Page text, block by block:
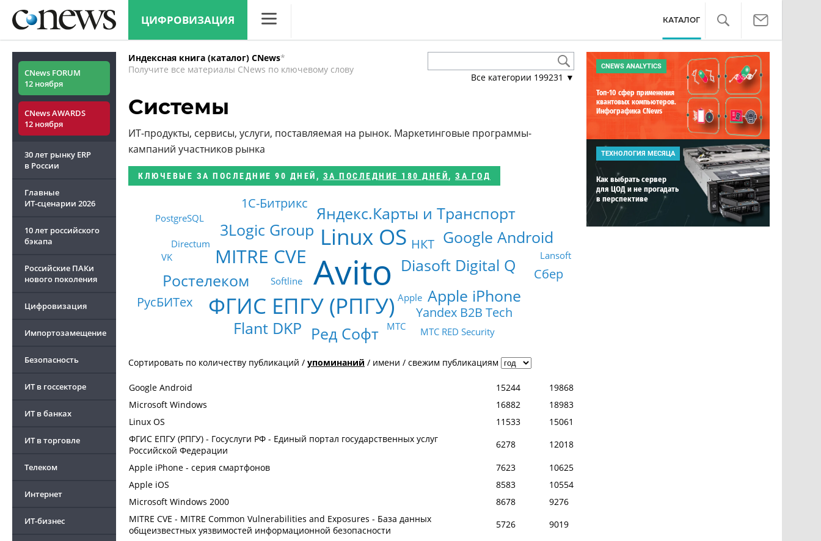
ЦИФРОВИЗАЦИЯ
Аналитика
Техника
ТВ
КАТАЛОГ
CNews FORUM
12 ноября
CNews AWARDS
12 ноября
30 лет рынку ERP
в России
Главные
ИТ-сценарии 2026
10 лет российского
бэкапа
Российские ПАКи
нового поколения
Цифровизация
Импортозамещение
Безопасность
ИТ в госсекторе
ИТ в банках
ИТ в торговле
Телеком
Интернет
ИТ-бизнес
Индексная книга (каталог) CNews*
Получите все материалы CNews по ключевому слову
Все категории 199231 ▼
Системы
ИТ-продукты, сервисы, услуги, поставляемая на рынок. Маркетинговые программы-
кампаний участников рынка
КЛЮЧЕВЫЕ ЗА ПОСЛЕДНИЕ 90 ДНЕЙ , ЗА ПОСЛЕДНИЕ 180 ДНЕЙ, ЗА ГОД
Avito
Linux OS
ФГИС ЕПГУ (РПГУ)
MITRE CVE
Diasoft Digital Q
Apple iPhone
3Logic Group
Ред Софт
Яндекс.Карты и Транспорт
Ростелеком
Google Android
Flant DKP
Yandex B2B Tech
1С-Битрикс
Сбер
НКТ
РусБИТех Apple
Softline
Lansoft
VK
МТС RED Security
PostgreSQL
Directum
МТС
Сортировать по количеству публикаций / упоминаний / имени / свежим публикациям
Google Android 15244
19868
Microsoft Windows
16882
18983
Linux OS
11533
15061
ФГИС ЕПГУ (РПГУ) - Госуслуги РФ - Единый портал государственных услуг
Российской Федерации
6278
12018
Apple iPhone - серия смартфонов
7623
10625
Apple iOS
8583
10554
Microsoft Windows 2000
8678
9276
MITRE CVE - MITRE Common Vulnerabilities and Exposures - База данных
общеизвестных уязвимостей информационной безопасности
5726
9019
CNEWS ANALYTICS
Топ-10 сфер применения
квантовых компьютеров.
Инфографика CNews
ТЕХНОЛОГИЯ МЕСЯЦА
Как выбрать сервер
для ЦОД и не прогадать
в перспективе